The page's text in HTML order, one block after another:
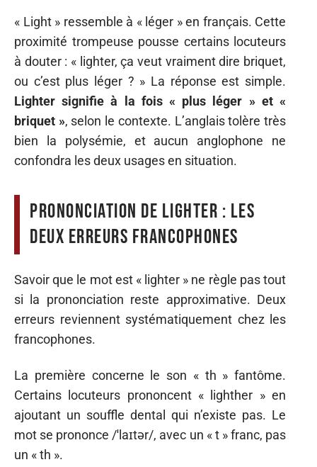
« Light » ressemble à « léger » en français. Cette
proximité trompeuse pousse certains locuteurs
à douter : « lighter, ça veut vraiment dire briquet,
ou c’est plus léger ? » La réponse est simple.
Lighter signifie à la fois « plus léger » et «
briquet », selon le contexte. L’anglais tolère très
bien la polysémie, et aucun anglophone ne
confondra les deux usages en situation.
Prononciation de lighter : les
deux erreurs francophones
Savoir que le mot est « lighter » ne règle pas tout
si la prononciation reste approximative. Deux
erreurs reviennent systématiquement chez les
francophones.
La première concerne le son « th » fantôme.
Certains locuteurs prononcent « lighther » en
ajoutant un souffle dental qui n’existe pas. Le
mot se prononce /ˈlaɪtər/, avec un « t » franc, pas
un « th ».